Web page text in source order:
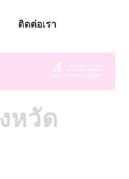
ติดต่อเรา
หวัด